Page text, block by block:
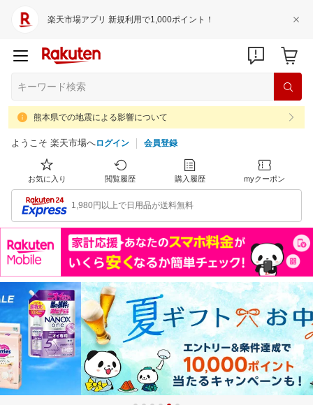
楽天市場アプリ 新規利用で1,000ポイント！
熊本県での地震による影響について
ようこそ 楽天市場へログイン 会員登録
お気に入り 閲覧履歴 購入履歴 myクーポン
1,980円以上で日用品が送料無料